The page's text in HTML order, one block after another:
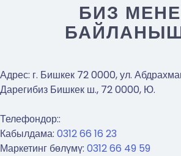
БИЗ
Адрес: г. Бишкек 72 0000, ул.
Дарегибиз Бишкек ш., 72 0000, Ю.
Телефондор::
Кабылдама: 0312 66 16 23
Маркетинг бөлүмү: 0312 66 49 59